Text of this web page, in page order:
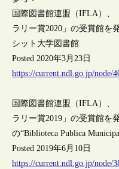
国際図書館連盟（IFLA）、
ラリー賞2020」の受賞館を
シット大学図書館
Posted 2020年3月23日
https://current.ndl.go.jp/node/
国際図書館連盟（IFLA）、
ラリー賞2019」の受賞館を
の“Biblioteca Publica
Posted 2019年6月10日
https://current.ndl.go.jp/node/